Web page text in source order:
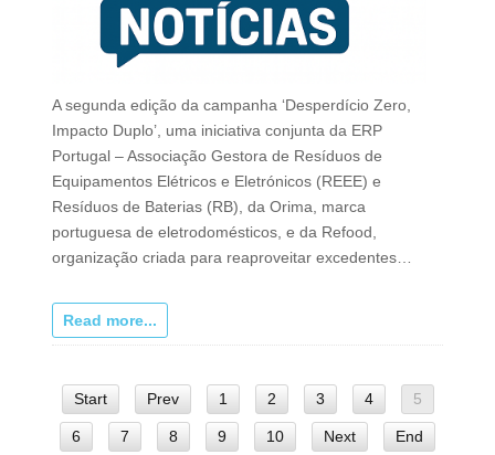
A segunda edição da campanha ‘Desperdício Zero,
Impacto Duplo’, uma iniciativa conjunta da ERP
Portugal – Associação Gestora de Resíduos de
Equipamentos Elétricos e Eletrónicos (REEE) e
Resíduos de Baterias (RB), da Orima, marca
portuguesa de eletrodomésticos, e da Refood,
organização criada para reaproveitar excedentes…
Read more...
Start Prev 1 2 3 4 5
6 7 8 9 10 Next
End